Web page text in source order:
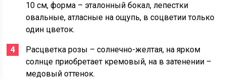
10 см, форма – эталонный бокал, лепестки
овальные, атласные на ощупь, в соцветии только
один цветок.
Расцветка розы – солнечно-желтая, на ярком
солнце приобретает кремовый, на в затенении –
медовый оттенок.